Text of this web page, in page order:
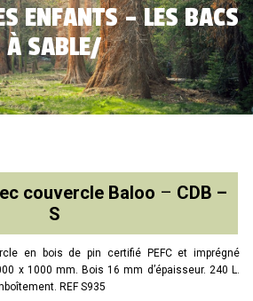
ENFANTS – LES BACS
À SABLE/
couvercle Baloo – CDB –
S
en bois de pin certifié PEFC et imprégné
x 1000 mm. Bois 16 mm d’épaisseur. 240 L.
REF S935